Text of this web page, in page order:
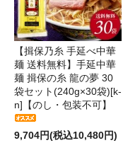
【揖保乃糸 手延べ中華
麺 送料無料】手延中華
麺 揖保の糸 龍の夢 30
袋セット(240g×30袋)[k-
n]【のし・包装不可】
9,704円(税込10,480円)